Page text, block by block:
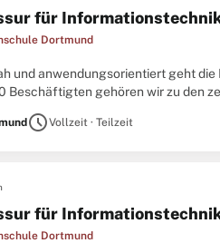
für
Dortmund
und anwendungsorientiert geht
Beschäftigten gehören wir zu den
scheduleVollzeit · Teilzeit
für
Dortmund